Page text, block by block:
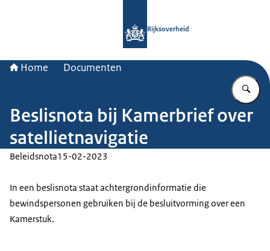
Rijksoverheid
Home Documenten
Beslisnota bij Kamerbrief over
satellietnavigatie
Beleidsnota15-02-2023
In een beslisnota staat achtergrondinformatie die
bewindspersonen gebruiken bij de besluitvorming over een
Kamerstuk.